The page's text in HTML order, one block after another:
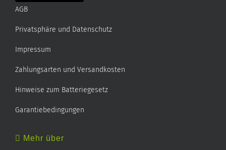
AGB
Privatsphäre und Datenschutz
Impressum
Zahlungsarten und Versandkosten
Hinweise zum Batteriegesetz
Garantiebedingungen
Mehr über